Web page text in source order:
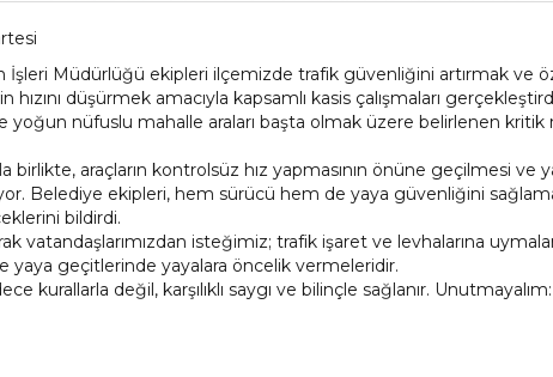
İşleri Müdürlüğü ekipleri ilçemizde trafik güvenliğini artırmak ve
düşürmek amacıyla kapsamlı kasis çalışmaları
yoğun nüfuslu mahalle araları başta olmak üzere belirlenen kritik
birlikte, araçların kontrolsüz hız yapmasının önüne geçilmesi ve
Belediye ekipleri, hem sürücü hem de yaya güvenliğini
bildirdi.
vatandaşlarımızdan isteğimiz; trafik işaret ve levhalarına
ve yaya geçitlerinde yayalara öncelik vermeleridir.
kurallarla değil, karşılıklı saygı ve bilinçle sağlanır.